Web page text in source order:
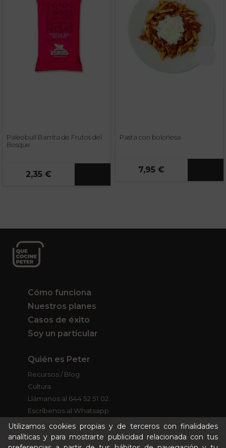
Paleobull Barrita de Frutos del
Bosque
2,35 €
Pasta con boloñesa
7,95 €
Utilizamos cookies propias y de terceros con finalidades
analíticas y para mostrarte publicidad relacionada con tus
Cómo funciona
Nuestros planes
Casos de éxito
Soy un particular
Quién es Peter
Recursos / Blog
Cultura
Llámanos al 644 52 51 02
Escríbenos al Whatsapp
Escríbenos al correo
De lunes a viernes de 8:30 a 14:00